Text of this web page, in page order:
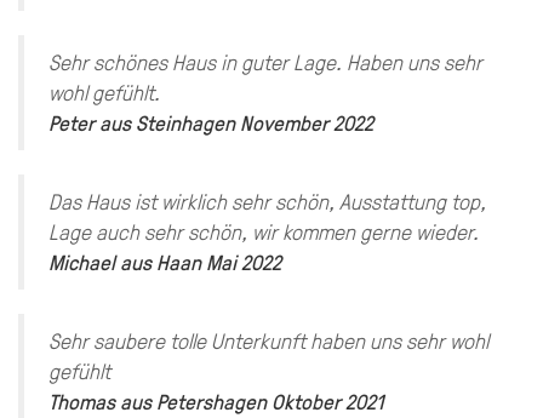
Sehr schönes Haus in guter Lage. Haben uns sehr
wohl gefühlt.
PeterausSteinhagenNovember 2022
Das Haus ist wirklich sehr schön, Ausstattung top,
Lage auch sehr schön, wir kommen gerne wieder.
MichaelausHaanMai 2022
Sehr saubere tolle Unterkunft haben uns sehr wohl
gefühlt
ThomasausPetershagenOktober 2021